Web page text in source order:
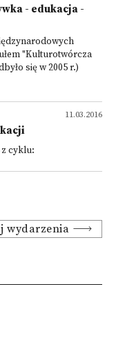
- edukacja -
"Kulturotwórcza
się w 2005 r.)
11.03.2016
cyklu:
wydarzenia